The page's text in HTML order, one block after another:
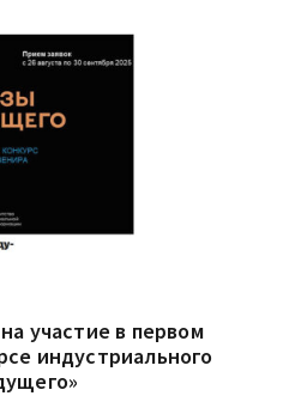
участие в первом
индустриального